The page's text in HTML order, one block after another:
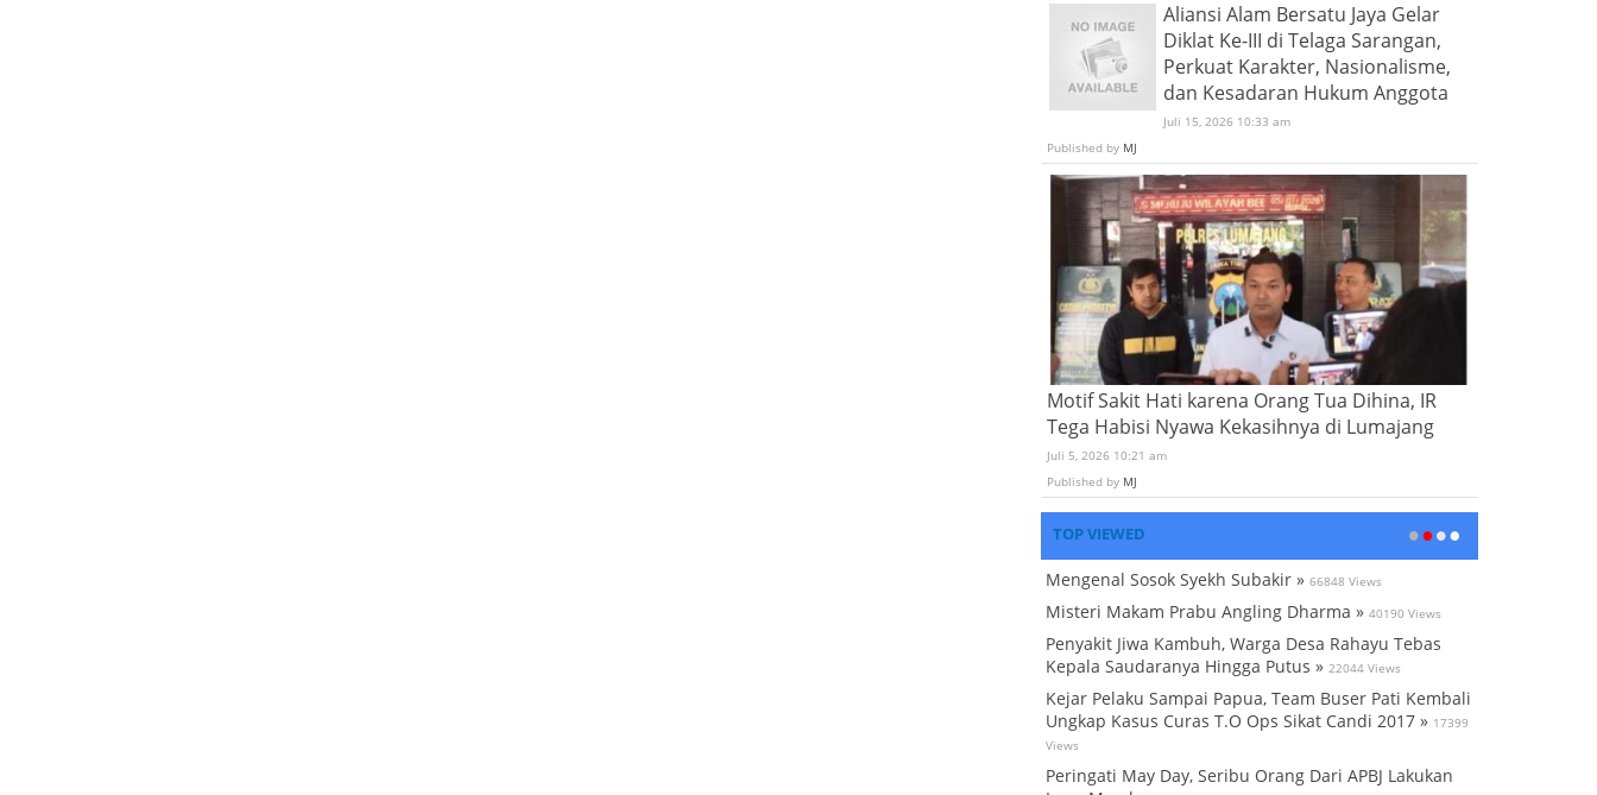
Aliansi Alam Bersatu Jaya Gelar
Diklat Ke-III di Telaga Sarangan,
Perkuat Karakter, Nasionalisme,
dan Kesadaran Hukum Anggota
Juli 15, 2026 10:33 am
Published by MJ
Motif Sakit Hati karena Orang Tua Dihina, IR
Tega Habisi Nyawa Kekasihnya di Lumajang
Juli 5, 2026 10:21 am
Published by MJ
TOP VIEWED
Mengenal Sosok Syekh Subakir » 66848 Views
Misteri Makam Prabu Angling Dharma » 40190 Views
Penyakit Jiwa Kambuh, Warga Desa Rahayu Tebas
Kepala Saudaranya Hingga Putus » 22044 Views
Kejar Pelaku Sampai Papua, Team Buser Pati Kembali
Ungkap Kasus Curas T.O Ops Sikat Candi 2017 » 17399
Views
Peringati May Day, Seribu Orang Dari APBJ Lakukan